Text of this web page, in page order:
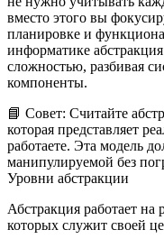
вместо этого вы
планировке и
информатике
сложностью, разбивая
компоненты.
📘 Совет: Считайте
которая представляет
работаете. Эта модель
манипулируемой без
Уровни абстракции
Абстракция работает
которых служит своей